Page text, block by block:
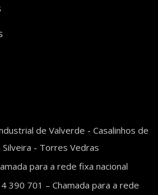
de Valverde - Casalinhos de
- Torres Vedras
para a rede fixa nacional
390 701 – Chamada para a rede